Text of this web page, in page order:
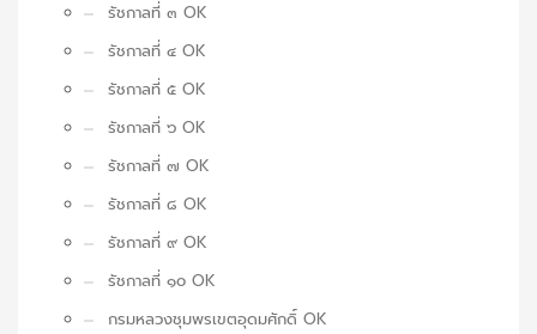
รัชกาลที่ ๓ OK
รัชกาลที่ ๔ OK
รัชกาลที่ ๕ OK
รัชกาลที่ ๖ OK
รัชกาลที่ ๗ OK
รัชกาลที่ ๘ OK
รัชกาลที่ ๙ OK
รัชกาลที่ ๑๐ OK
กรมหลวงชุมพรเขตอุดมศักดิ์ OK